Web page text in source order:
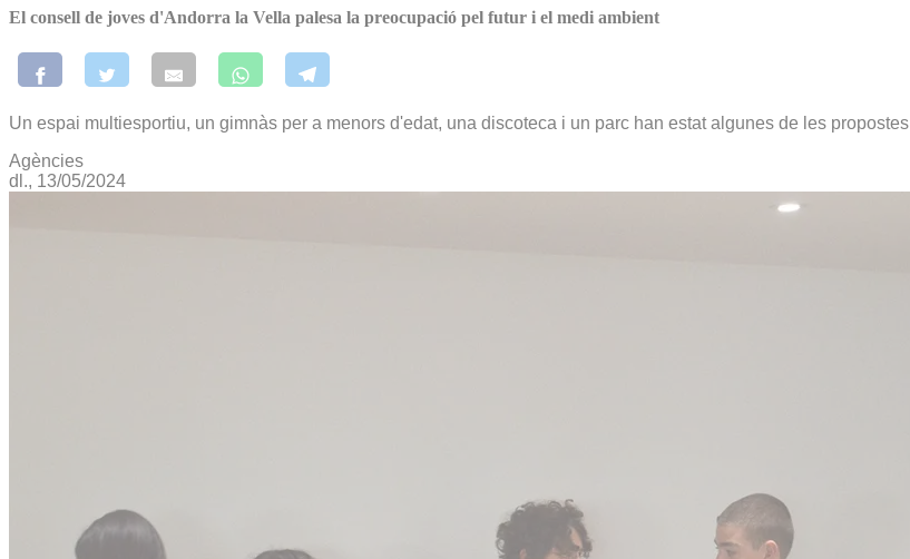
El consell de joves d'Andorra la Vella palesa la preocupació pel futur i el medi ambient
Un espai multiesportiu, un gimnàs per a menors d'edat, una discoteca i un parc han estat algunes de les propostes
Agències
dl., 13/05/2024